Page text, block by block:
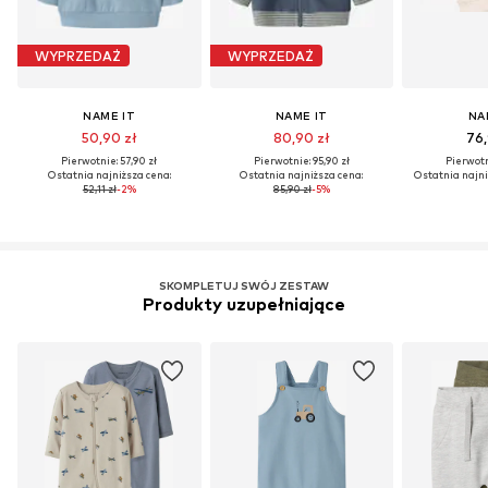
WYPRZEDAŻ
NAME IT
50,90 zł
Pierwotnie: 57,90 zł
Ostatnia najniższa cena:
52,11 zł-2%
WYPRZEDAŻ
NAME IT
80,90 zł
Pierwotnie: 95,90 zł
Ostatnia najniższa cena:
85,90 zł-5%
Ostatnia
SKOMPLETUJ SWÓJ ZESTAW
Produkty uzupełniające